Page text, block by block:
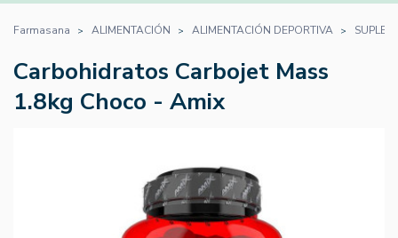
Farmasana ALIMENTACIÓN ALIMENTACIÓN DEPORTIVA
Carbohidratos Carbojet Mass
1.8kg Choco - Amix